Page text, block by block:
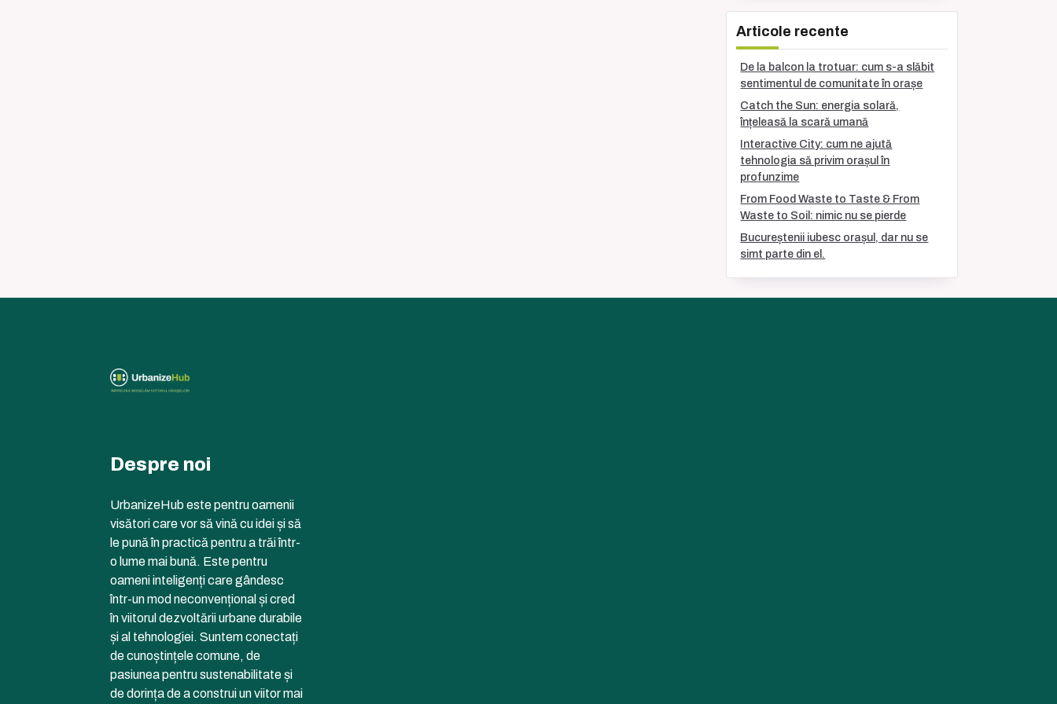
Articole recente
De la balcon la trotuar: cum s-a slăbit
sentimentul de comunitate în orașe
Catch the Sun: energia solară,
înțeleasă la scară umană
Interactive City: cum ne ajută
tehnologia să privim orașul în
profunzime
From Food Waste to Taste & From
Waste to Soil: nimic nu se pierde
Bucureștenii iubesc orașul, dar nu se
simt parte din el.
Despre noi
UrbanizeHub este pentru oamenii
visători care vor să vină cu idei și să
le pună în practică pentru a trăi într-
o lume mai bună. Este pentru
oameni inteligenți care gândesc
într-un mod neconvențional și cred
în viitorul dezvoltării urbane durabile
și al tehnologiei. Suntem conectați
de cunoștințele comune, de
pasiunea pentru sustenabilitate și
de dorința de a construi un viitor mai